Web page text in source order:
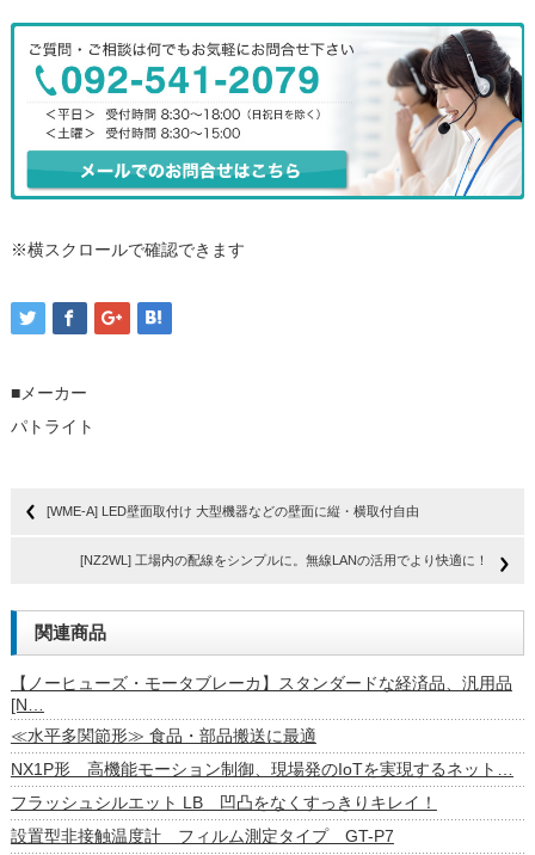
※横スクロールで確認できます
■メーカー
パトライト
[WME-A] LED壁面取付け 大型機器などの壁面に縦・横取付自由
[NZ2WL] 工場内の配線をシンプルに。無線LANの活用でより快適に！
関連商品
【ノーヒューズ・モータブレーカ】スタンダードな経済品、汎用品
[N…
≪水平多関節形≫ 食品・部品搬送に最適
NX1P形 高機能モーション制御、現場発のIoTを実現するネット…
フラッシュシルエット LB 凹凸をなくすっきりキレイ！
設置型非接触温度計 フィルム測定タイプ GT-P7